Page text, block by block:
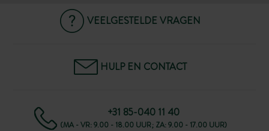
VEELGESTELDE VRAGEN
HULP EN CONTACT
+31 85-040 11 40
(MA - VR: 9.00 - 18.00 UUR; ZA: 9.00 - 17.00 UUR)